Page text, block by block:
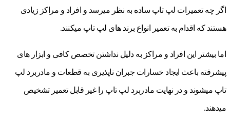
اگر چه تعمیرات لپ تاپ ساده به نظر میرسد و افراد و مراکز زیادی
هستند که اقدام به تعمیر انواع برند های لپ تاپ میکنند.
اما بیشتر این افراد و مراکز به دلیل نداشتن تخصص کافی و ابزار های
پیشرفته باعث ایجاد خسارات جبران ناپذیری به قطعات و مادربرد لپ
تاپ میشوند و در نهایت مادربرد لپ تاپ را غیر قابل تعمیر تشخیص
میدهند.